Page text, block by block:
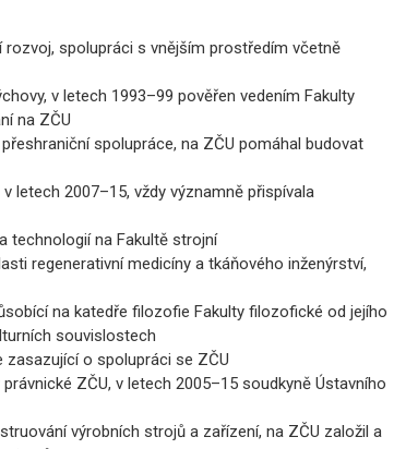
spolupráci s vnějším prostředím včetně
v letech 1993–99 pověřen vedením Fakulty
na ZČU
spolupráce, na ZČU pomáhal budovat
letech 2007–15, vždy významně přispívala
technologií na Fakultě strojní
regenerativní medicíny a tkáňového inženýrství,
na katedře filozofie Fakulty filozofické od jejího
souvislostech
zasazující o spolupráci se ZČU
ZČU, v letech 2005–15 soudkyně Ústavního
výrobních strojů a zařízení, na ZČU založil a